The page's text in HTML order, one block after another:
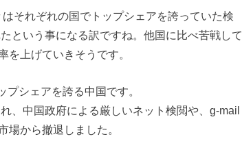
それぞれの国でトップシェアを誇っていた検
という事になる訳ですね。他国に比べ苦戦して
を上げていきそうです。
シェアを誇る中国です。
、中国政府による厳しいネット検閲や、g-mail
場から撤退しました。